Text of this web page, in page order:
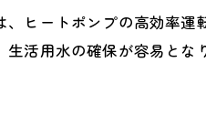
びの注意点
に役立つ井戸水管理
ュートの工夫
ヒートポンプの高効率
活用水の確保が容易とな